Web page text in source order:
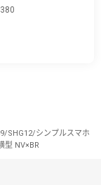
SHG12/シンプルスマホ
型 NV×BR